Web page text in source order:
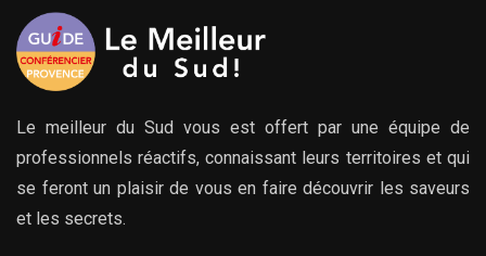
Le meilleur du Sud vous est offert par une équipe de
professionnels réactifs, connaissant leurs territoires et qui
se feront un plaisir de vous en faire découvrir les saveurs
et les secrets.